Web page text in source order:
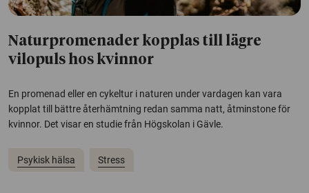
Naturpromenader kopplas till lägre
vilopuls hos kvinnor
En promenad eller en cykeltur i naturen under vardagen kan vara
kopplat till bättre återhämtning redan samma natt, åtminstone för
kvinnor. Det visar en studie från Högskolan i Gävle.
Psykisk hälsa Stress